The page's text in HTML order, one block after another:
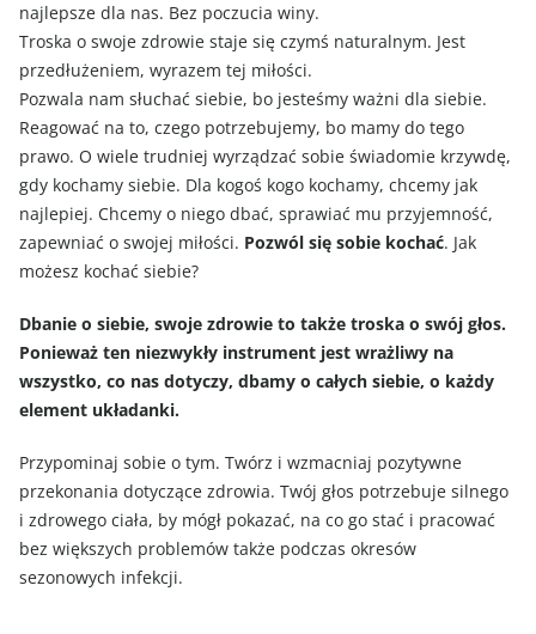
najlepsze dla nas. Bez poczucia winy.
Troska o swoje zdrowie staje się czymś naturalnym. Jest
przedłużeniem, wyrazem tej miłości.
Pozwala nam słuchać siebie, bo jesteśmy ważni dla siebie.
Reagować na to, czego potrzebujemy, bo mamy do tego
prawo. O wiele trudniej wyrządzać sobie świadomie krzywdę,
gdy kochamy siebie. Dla kogoś kogo kochamy, chcemy jak
najlepiej. Chcemy o niego dbać, sprawiać mu przyjemność,
zapewniać o swojej miłości. Pozwól się sobie kochać. Jak
możesz kochać siebie?
Dbanie o siebie, swoje zdrowie to także troska o swój głos.
Ponieważ ten niezwykły instrument jest wrażliwy na
wszystko, co nas dotyczy, dbamy o całych siebie, o każdy
element układanki.
Przypominaj sobie o tym. Twórz i wzmacniaj pozytywne
przekonania dotyczące zdrowia. Twój głos potrzebuje silnego
i zdrowego ciała, by mógł pokazać, na co go stać i pracować
bez większych problemów także podczas okresów
sezonowych infekcji.